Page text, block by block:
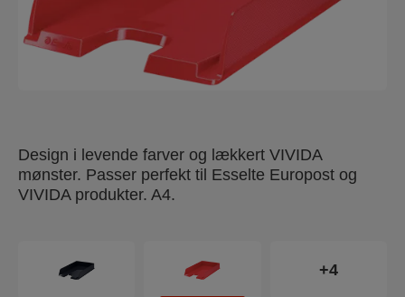
Design i levende farver og lækkert VIVIDA
mønster. Passer perfekt til Esselte Europost og
VIVIDA produkter. A4.
+4